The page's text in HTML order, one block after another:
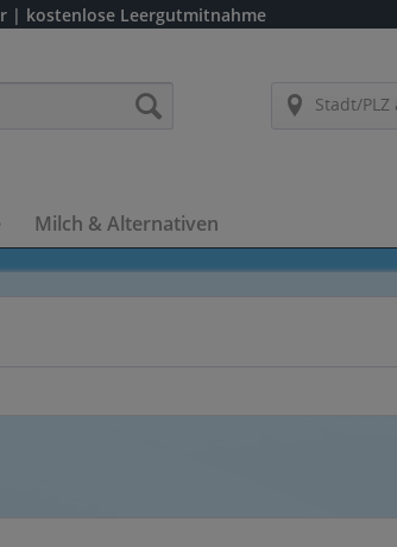
| kostenlose Leergutmitnahme
Stadt/
Milch & Alternativen